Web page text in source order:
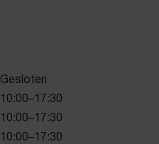
Gesloten
10:00–17:30
10:00–17:30
10:00–17:30